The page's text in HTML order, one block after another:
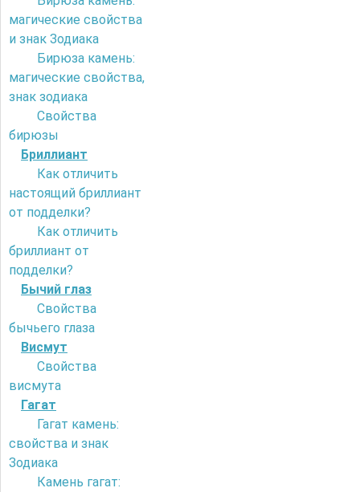
магические свойства
и знак Зодиака
Бирюза камень:
магические свойства,
знак зодиака
Свойства
бирюзы
Бриллиант
Как отличить
настоящий бриллиант
от подделки?
Как отличить
бриллиант от
подделки?
Бычий глаз
Свойства
бычьего глаза
Висмут
Свойства
висмута
Гагат
Гагат камень:
свойства и знак
Зодиака
Камень гагат: